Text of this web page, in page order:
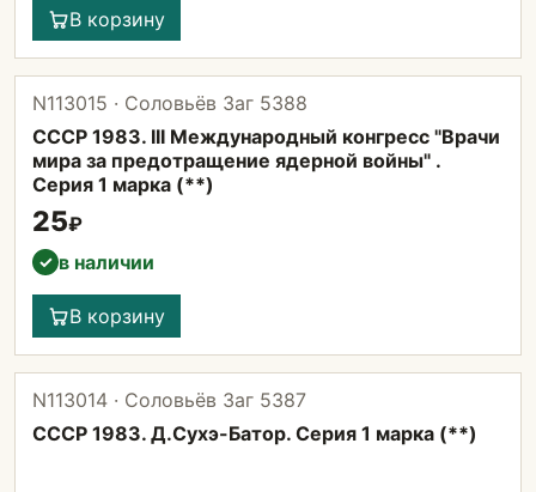
В корзину
N113015 · Соловьёв Заг 5388
СССР 1983. III Международный конгресс "Врачи
мира за предотращение ядерной войны" .
Серия 1 марка (**)
25₽
✓ в наличии
В корзину
N113014 · Соловьёв Заг 5387
СССР 1983. Д.Сухэ-Батор. Серия 1 марка (**)